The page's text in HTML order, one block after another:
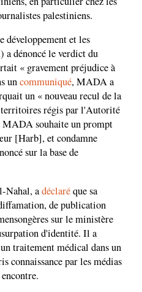
palestiniens.
développement et les
dénoncé le verdict du
« gravement préjudice à
uncommuniqué, MADA a
un « nouveau recul de la
territoires régis par l'Autorité
MADA souhaite un prompt
[Harb], et condamne
sur la base de
Nahal, adéclaréque sa
de publication
sur le ministère
d'identité. Il a
traitement médical dans un
connaissance par les médias